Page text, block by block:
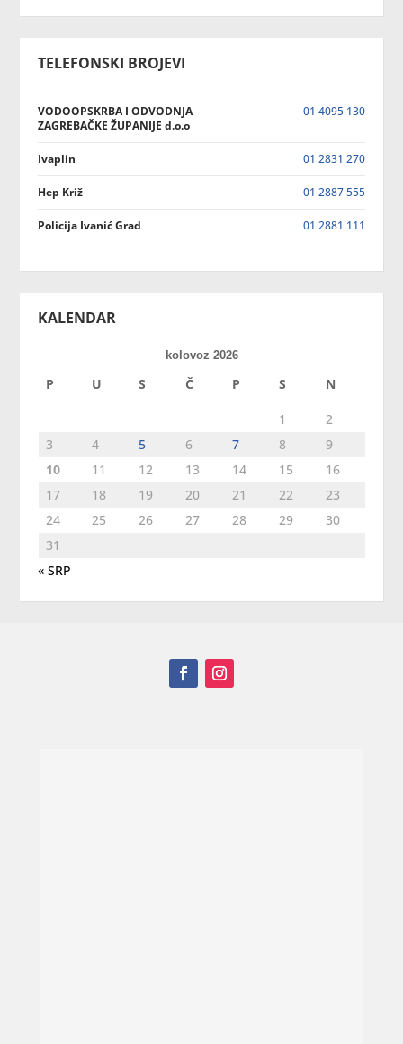
TELEFONSKI BROJEVI
VODOOPSKRBA I ODVODNJA
ZAGREBAČKE ŽUPANIJE d.o.o
01 4095 130
Ivaplin 01 2831 270
Hep Križ 01 2887 555
Policija Ivanić Grad 01 2881 111
KALENDAR
kolovoz 2026
P U S Č P S N
1
2
3
4 5 6 7 8
9
10
11 12 13 14 15
16
17
18 19 20 21 22
23
24
25 26 27 28 29
30
31
« SRP